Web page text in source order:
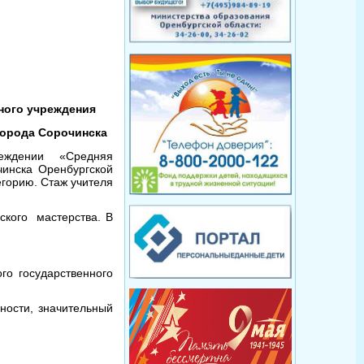
учреждения
Сорочинска
«Средняя
Оренбургской
Стаж учителя
мастерства. В
государственного
значительный